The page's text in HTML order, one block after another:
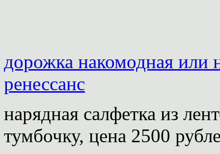
дорожка накомодная или
ренессанс
нарядная салфетка из
тумбочку, цена 2500